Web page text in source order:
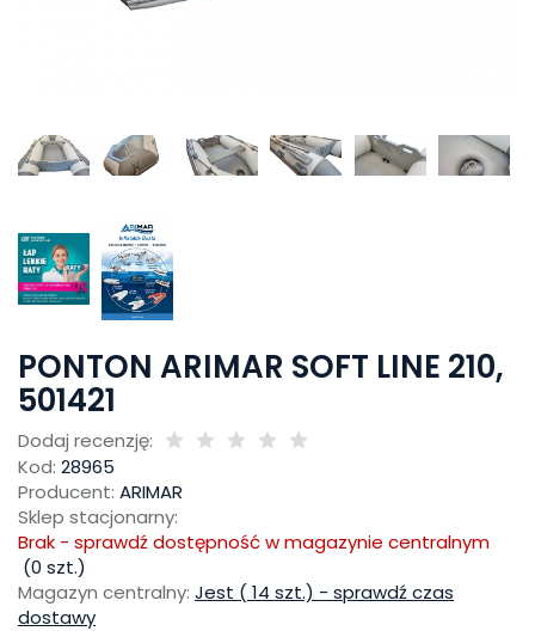
PONTON ARIMAR SOFT LINE 210,
501421
Dodaj recenzję:
Kod: 28965
Producent: ARIMAR
Sklep stacjonarny:
Brak - sprawdź dostępność w magazynie centralnym
(0 szt.)
Magazyn centralny: Jest ( 14 szt.) - sprawdź czas
dostawy